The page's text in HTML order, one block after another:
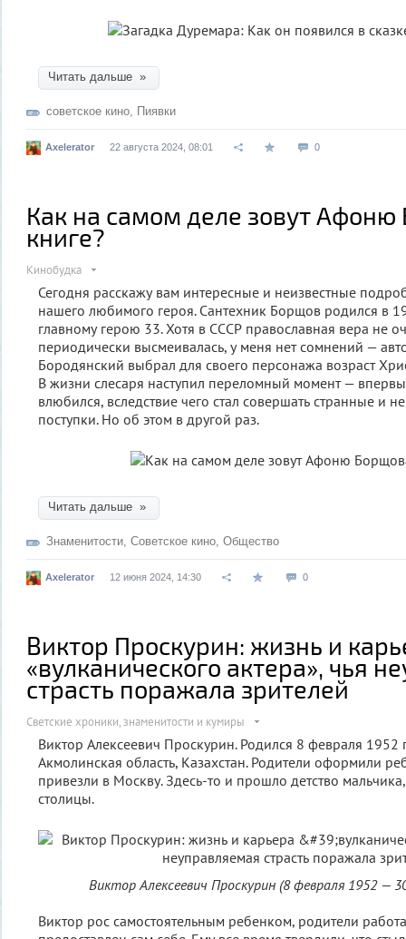
Читать дальше »
советское кино, Пиявки
Axelerator 22 августа 2024, 08:01 0
Как на самом деле зовут
книге?
Кинобудка
Сегодня расскажу вам интересные и неизвестные
нашего любимого героя. Сантехник Борщов родился в
главному герою 33. Хотя в СССР православная вера не
периодически высмеивалась, у меня нет сомнений —
Бородянский выбрал для своего персонажа возраст
В жизни слесаря наступил переломный момент —
влюбился, вследствие чего стал совершать странные и
поступки. Но об этом в другой раз.
Читать дальше »
Знаменитости, Советское кино, Общество
Axelerator 12 июня 2024, 14:30 0
Виктор Проскурин: жизнь и
«вулканического актера», чья
страсть поражала зрителей
Светские хроники, знаменитости и кумиры
Виктор Алексеевич Проскурин. Родился 8 февраля 1952
Акмолинская область, Казахстан. Родители оформили
привезли в Москву. Здесь-то и прошло детство
столицы.
Виктор Алексеевич Проскурин (8 февраля 1952 —
Виктор рос самостоятельным ребенком, родители